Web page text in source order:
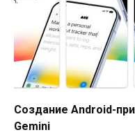
Создание Android-
Gemini